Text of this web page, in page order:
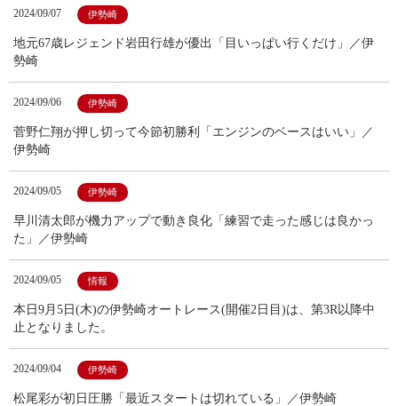
2024/09/07 伊勢崎
地元67歳レジェンド岩田行雄が優出「目いっぱい行くだけ」／伊
勢崎
2024/09/06 伊勢崎
菅野仁翔が押し切って今節初勝利「エンジンのベースはいい」／
伊勢崎
2024/09/05 伊勢崎
早川清太郎が機力アップで動き良化「練習で走った感じは良かっ
た」／伊勢崎
2024/09/05 情報
本日9月5日(木)の伊勢崎オートレース(開催2日目)は、第3R以降中
止となりました。
2024/09/04 伊勢崎
松尾彩が初日圧勝「最近スタートは切れている」／伊勢崎